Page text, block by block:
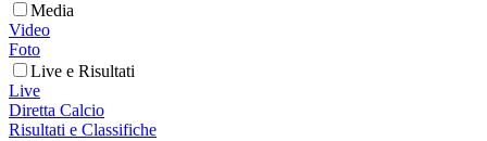
Media
Video
Foto
Live e Risultati
Live
Diretta Calcio
Risultati e Classifiche